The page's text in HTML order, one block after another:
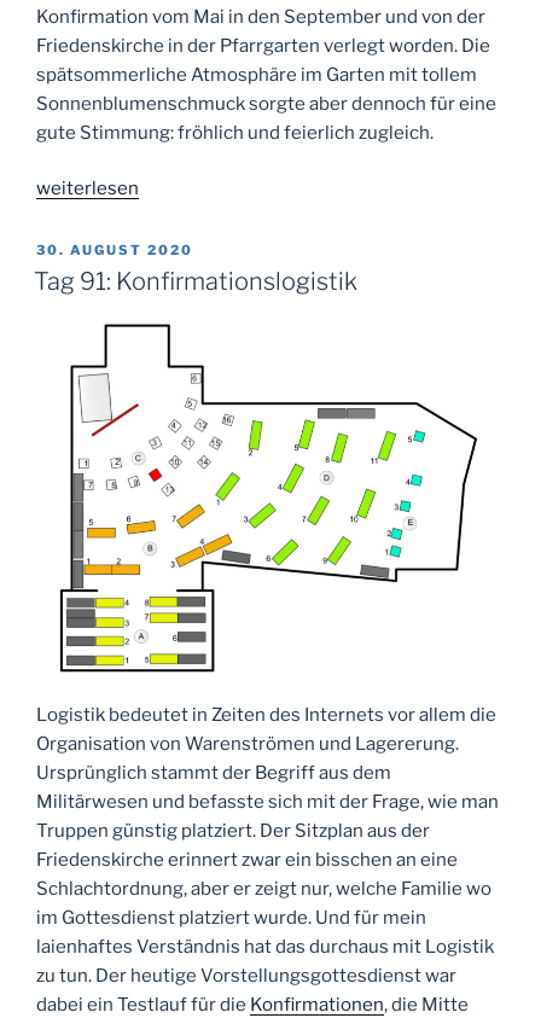
Konfirmation vom Mai in den September und von der
Friedenskirche in der Pfarrgarten verlegt worden. Die
spätsommerliche Atmosphäre im Garten mit tollem
Sonnenblumenschmuck sorgte aber dennoch für eine
gute Stimmung: fröhlich und feierlich zugleich.
„Konfirmation
Pfarrgarten“
weiterlesen
VERÖFFENTLICHT
AM
30. AUGUST 2020
Tag 91: Konfirmationslogistik
Logistik bedeutet in Zeiten des Internets vor allem die
Organisation von Warenströmen und Lagererung.
Ursprünglich stammt der Begriff aus dem
Militärwesen und befasste sich mit der Frage, wie man
Truppen günstig platziert. Der Sitzplan aus der
Friedenskirche erinnert zwar ein bisschen an eine
Schlachtordnung, aber er zeigt nur, welche Familie wo
im Gottesdienst platziert wurde. Und für mein
laienhaftes Verständnis hat das durchaus mit Logistik
zu tun. Der heutige Vorstellungsgottesdienst war
dabei ein Testlauf für die Konfirmationen, die Mitte